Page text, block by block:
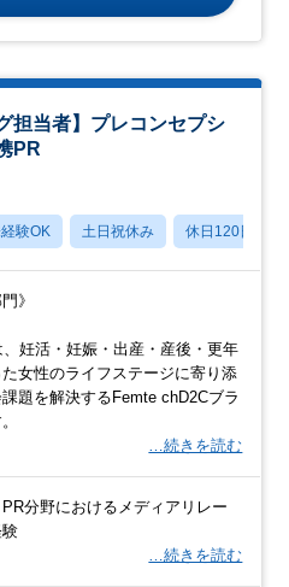
担当者】プレコンセプシ
PR
験OK 土日祝休み 休日120日以上
》
、妊活・妊娠・出産・産後・更年
女性のライフステージに寄り添
題を解決するFemte chD2Cブラ
…続きを読む
PR分野におけるメディアリレー
…続きを読む